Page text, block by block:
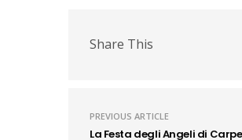
Share This
PREVIOUS ARTICLE
La Festa degli Angeli di